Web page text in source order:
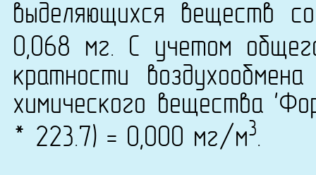
выделяющихся веществ
0,068 мг. С учетом
кратности
химического вещества
* 223.7) = 0,000 мг/м3.